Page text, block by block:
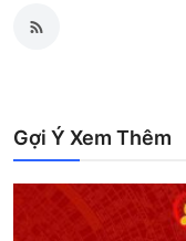
Gợi Ý Xem Thêm